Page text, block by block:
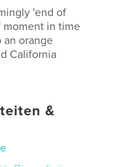
'end of
moment in time
an orange
California
&